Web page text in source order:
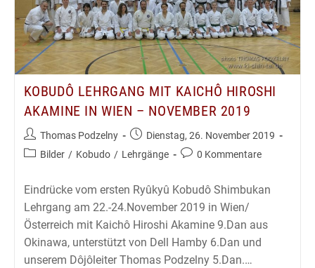
KOBUDÔ LEHRGANG MIT KAICHÔ HIROSHI
AKAMINE IN WIEN – NOVEMBER 2019
Beitrags-
Autor:
Thomas Podzelny
Beitrag
veröffentlicht:
Dienstag, 26. November 2019
Beitrags-
Bilder / Kobudo / Lehrgänge
Beitrags-
0 Kommentare
Eindrücke vom ersten Ryûkyû Kobudô Shimbukan
Lehrgang am 22.-24.November 2019 in Wien/
Österreich mit Kaichô Hiroshi Akamine 9.Dan aus
Okinawa, unterstützt von Dell Hamby 6.Dan und
unserem Dôjôleiter Thomas Podzelny 5.Dan.…